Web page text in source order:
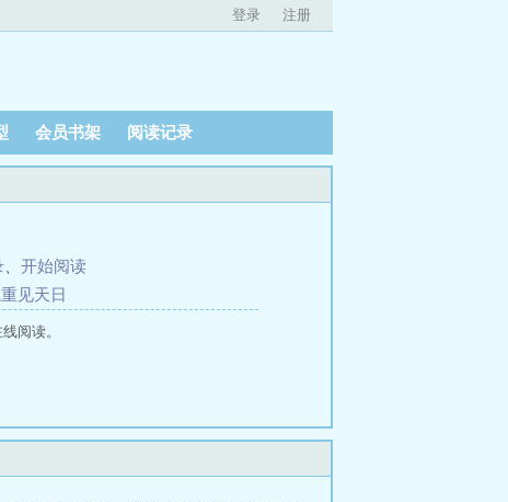
登录 注册
会员书架 阅读记录
开始阅读
见天日
阅读。